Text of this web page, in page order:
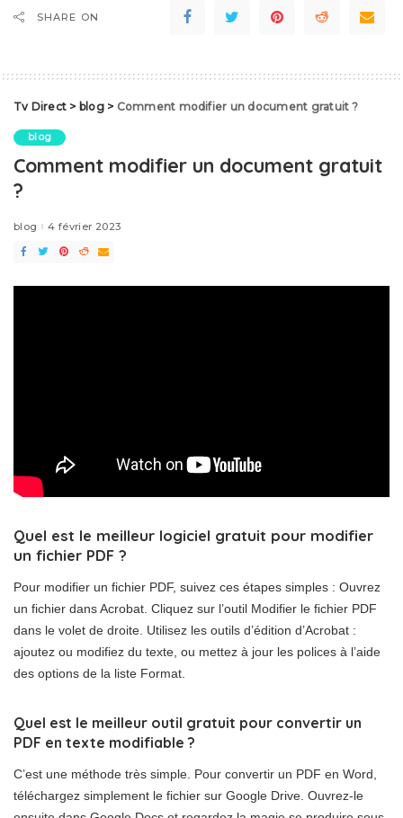
SHARE ON
Tv Direct > blog> Comment modifier un document gratuit ?
blog
Comment modifier un document gratuit
?
blog 4 février 2023
Quel est le meilleur logiciel gratuit pour modifier
un fichier PDF ?
Pour modifier un fichier PDF, suivez ces étapes simples : Ouvrez
un fichier dans Acrobat. Cliquez sur l’outil Modifier le fichier PDF
dans le volet de droite. Utilisez les outils d’édition d’Acrobat :
ajoutez ou modifiez du texte, ou mettez à jour les polices à l’aide
des options de la liste Format.
Quel est le meilleur outil gratuit pour convertir un
PDF en texte modifiable ?
C’est une méthode très simple. Pour convertir un PDF en Word,
téléchargez simplement le fichier sur Google Drive. Ouvrez-le